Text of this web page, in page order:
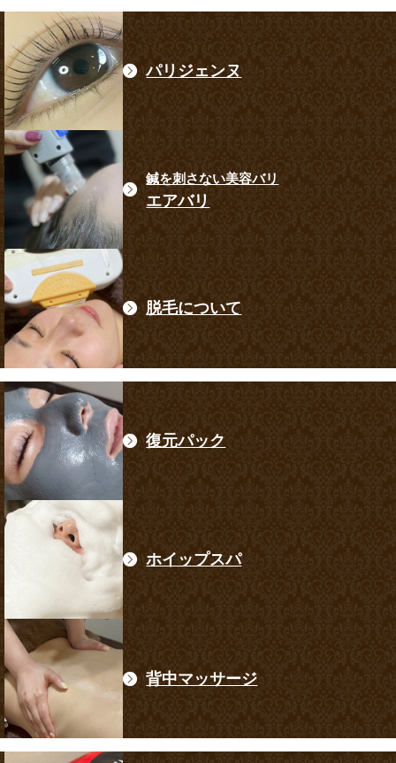
パリジェンヌ
鍼を刺さない美容バリ
エアバリ
脱毛について
復元パック
ホイップスパ
背中マッサージ